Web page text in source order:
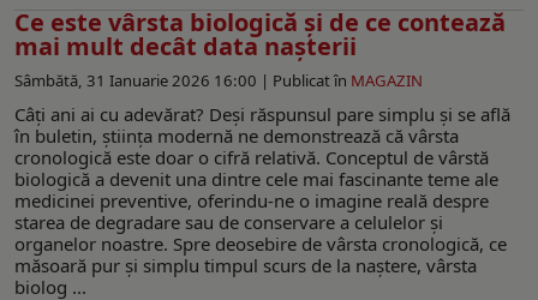
Ce este vârsta biologică și de ce contează
mai mult decât data nașterii
Sâmbătă, 31 Ianuarie 2026 16:00 | Publicat în MAGAZIN
Câți ani ai cu adevărat? Deși răspunsul pare simplu și se află
în buletin, știința modernă ne demonstrează că vârsta
cronologică este doar o cifră relativă. Conceptul de vârstă
biologică a devenit una dintre cele mai fascinante teme ale
medicinei preventive, oferindu-ne o imagine reală despre
starea de degradare sau de conservare a celulelor și
organelor noastre. Spre deosebire de vârsta cronologică, ce
măsoară pur și simplu timpul scurs de la naștere, vârsta
biolog ...